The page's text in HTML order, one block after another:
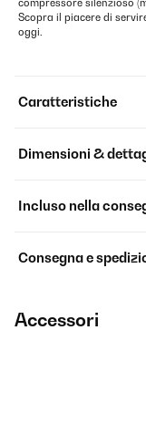
compressore silenzioso
Scopra il piacere di
oggi.
Caratteristiche
Dimensioni &
Incluso nella
Consegna e
Accessori